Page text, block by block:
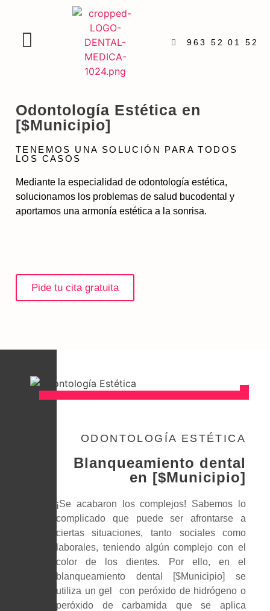
963 52 01 52
Odontología Estética en
[$Municipio]
TENEMOS UNA SOLUCIÓN PARA TODOS
LOS CASOS
Mediante la especialidad de odontología estética,
solucionamos los problemas de salud bucodental y
aportamos una armonía estética a la sonrisa.
Pide tu cita gratuita
ODONTOLOGÍA ESTÉTICA
Blanqueamiento dental
en [$Municipio]
¡Se acabaron los complejos! Sabemos lo
complicado que puede ser afrontarse a
ciertas situaciones, tanto sociales como
laborales, teniendo algún complejo con el
color de los dientes. Por ello, en el
blanqueamiento dental [$Municipio] se
utiliza un gel con peróxido de hidrógeno o
peróxido de carbamida que se aplica